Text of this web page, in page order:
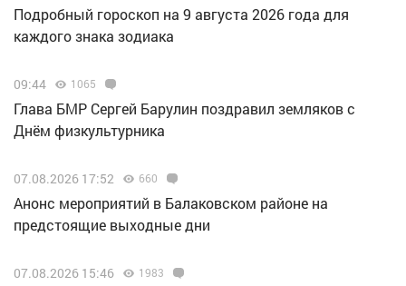
Подробный гороскоп на 9 августа 2026 года для
каждого знака зодиака
09:44 1065
Глава БМР Сергей Барулин поздравил земляков с
Днём физкультурника
07.08.2026 17:52 660
Анонс мероприятий в Балаковском районе на
предстоящие выходные дни
07.08.2026 15:46 1983